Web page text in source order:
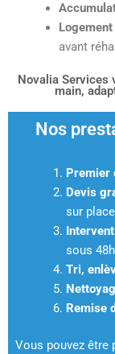
avant
Novalia Services
main,
Nos
Premier
Devis
sur place
sous
Tri,
Remise
Vous pouvez être